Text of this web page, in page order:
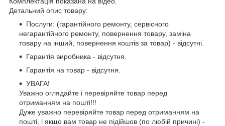
Детальний опис товару:
Послуги: (гарантійного ремонту, сервісного
негарантійного ремонту, повернення товару, заміна
товару на інший, повернення коштів за товар) - відсутні.
Гарантія виробника - відсутня.
Гарантія на товар - відсутня.
УВАГА!
Уважно оглядайте і перевіряйте товар перед
отриманням на пошті!!!
Дуже уважно перевіряйте товар перед отриманням на
пошті, і якщо вам товар не підійшов (по любій причині) -